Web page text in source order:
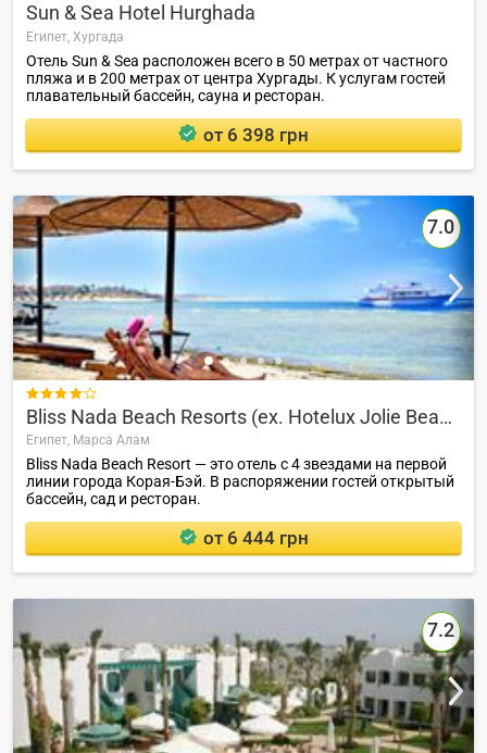
Sun & Sea Hotel Hurghada
Египет, Хургада
Отель Sun & Sea расположен всего в 50 метрах от частного
пляжа и в 200 метрах от центра Хургады. К услугам гостей
плавательный бассейн, сауна и ресторан.
от 6 398 грн
7.0

Bliss Nada Beach Resorts (ex. Hotelux Jolie Beach)
Египет, Марса Алам
Bliss Nada Beach Resort — это отель с 4 звездами на первой
линии города Корая-Бэй. В распоряжении гостей открытый
бассейн, сад и ресторан.
от 6 444 грн
7.2